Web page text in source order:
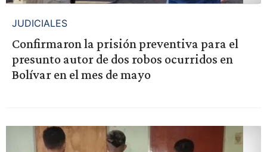
JUDICIALES
Confirmaron la prisión preventiva para el
presunto autor de dos robos ocurridos en
Bolívar en el mes de mayo